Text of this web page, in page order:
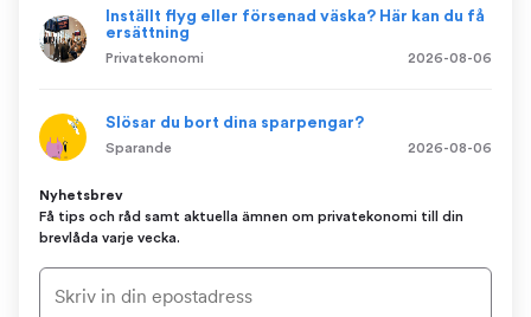
Inställt flyg eller försenad väska? Här kan du få
ersättning
Privatekonomi 2026-08-06
Slösar du bort dina sparpengar?
Sparande 2026-08-06
Nyhetsbrev
Få tips och råd samt aktuella ämnen om privatekonomi till din
brevlåda varje vecka.